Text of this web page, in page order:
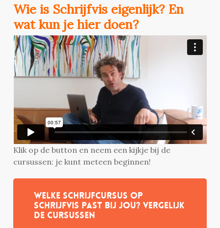
Wie is Schrijfvis eigenlijk? En
wat kun je hier doen?
Klik op de button en neem een kijkje bij de
cursussen: je kunt meteen beginnen!
Welke schrijfcursus op
Schrijfvis past bij jou? Vergelijk
de cursussen